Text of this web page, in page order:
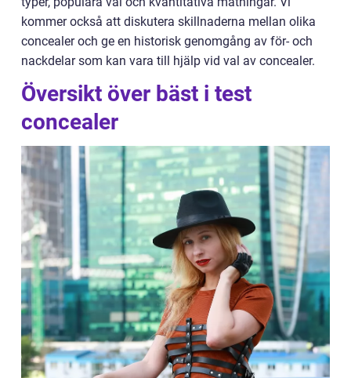
kommer också att diskutera skillnaderna mellan olika
concealer och ge en historisk genomgång av för- och
nackdelar som kan vara till hjälp vid val av concealer.
Översikt över bäst i test
concealer